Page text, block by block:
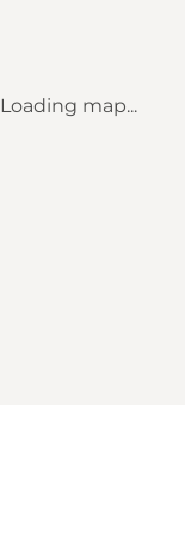
Loading map...